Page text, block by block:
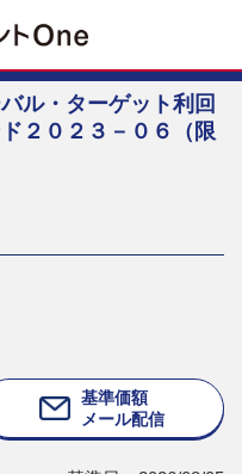
ル・ターゲット利回
２０２３－０６（限
基準価額
メール配信